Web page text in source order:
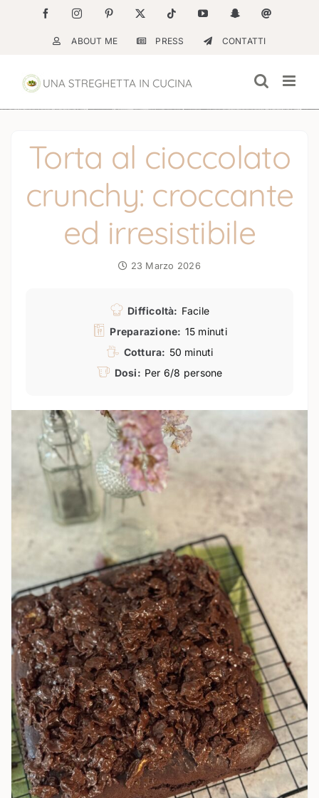
contenuto
FacebookInstagramPinterest Tiktok YouTubeSnapchatEmail
ABOUT ME PRESS CONTATTI
Torta al cioccolato
crunchy: croccante
ed irresistibile
23 Marzo 2026
Difficoltà: Facile
Preparazione: 15 minuti
Cottura: 50 minuti
Dosi: Per 6/8 persone